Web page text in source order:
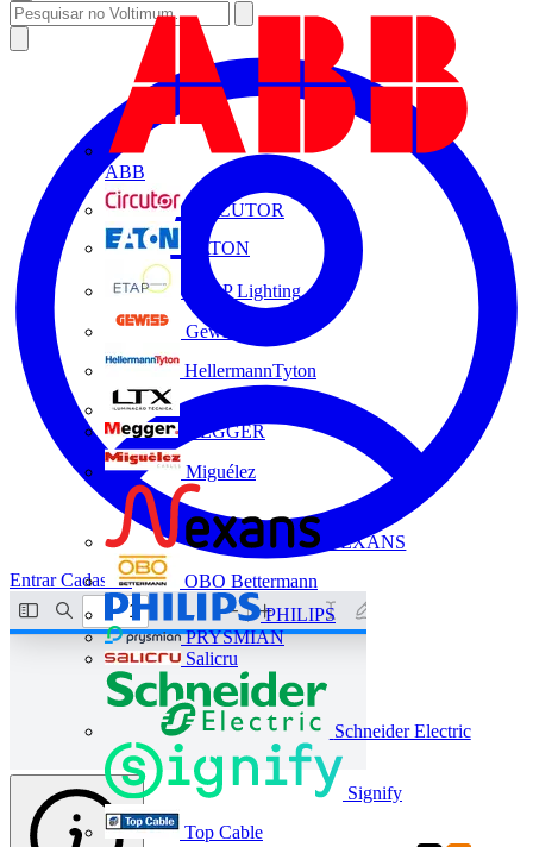
ABB
CIRCUTOR
EATON
ETAP Lighting
Gewiss
HellermannTyton
MEGGER
Miguélez
NEXANS
OBO Bettermann
PHILIPS
PRYSMIAN
Salicru
Schneider Electric
Signify
Top Cable
EntrarCadastrar